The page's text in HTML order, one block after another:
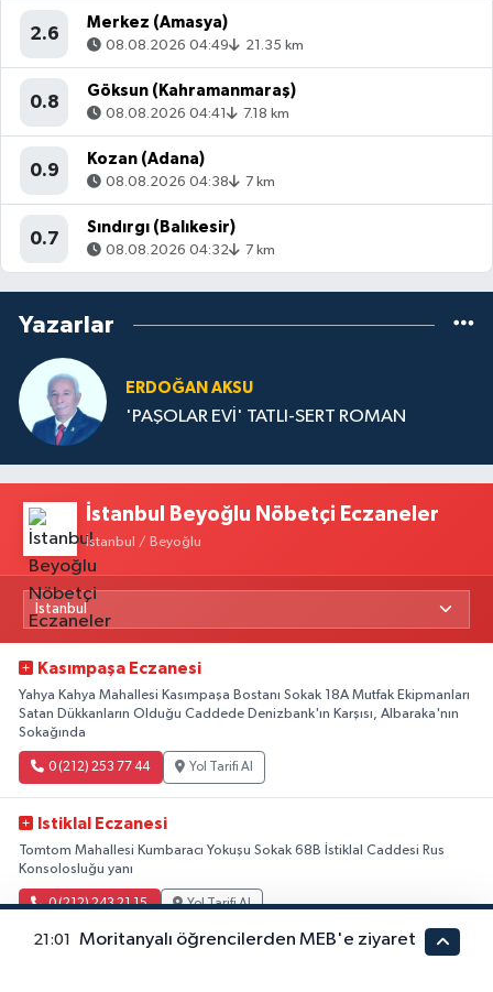
2.6
Merkez (Amasya)
08.08.2026 04:49 21.35 km
0.8
Göksun (Kahramanmaraş)
08.08.2026 04:41 7.18 km
0.9
Kozan (Adana)
08.08.2026 04:38 7 km
0.7
Sındırgı (Balıkesir)
08.08.2026 04:32 7 km
Yazarlar
ERDOĞAN AKSU
'PAŞOLAR EVİ' TATLI-SERT ROMAN
İstanbul Beyoğlu Nöbetçi Eczaneler
İstanbul / Beyoğlu
Kasımpaşa Eczanesi
Yahya Kahya Mahallesi Kasımpaşa Bostanı Sokak 18A Mutfak Ekipmanları
Satan Dükkanların Olduğu Caddede Denizbank'ın Karşısı, Albaraka'nın
Sokağında
0 (212) 253 77 44 Yol Tarifi Al
Istiklal Eczanesi
Tomtom Mahallesi Kumbaracı Yokuşu Sokak 68B İstiklal Caddesi Rus
Konsolosluğu yanı
0 (212) 243 21 15 Yol Tarifi Al
21:01 Moritanyalı öğrencilerden MEB'e ziyaret